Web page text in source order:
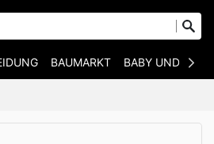
BAUMARKT BABY UND KIND